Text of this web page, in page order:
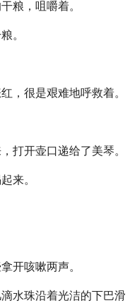
粮，咀嚼着。
。
，很是艰难地呼救着。
打开壶口递给了美琴。
来。
开咳嗽两声。
水珠沿着光洁的下巴滑